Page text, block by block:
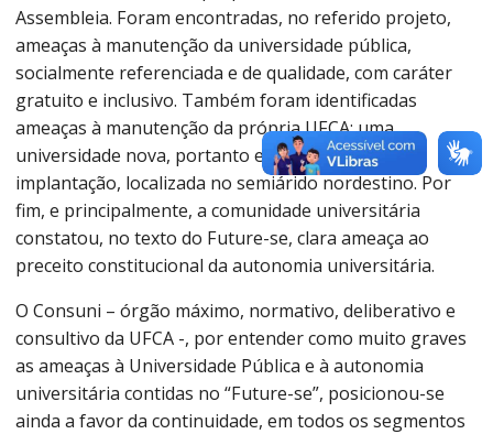
Assembleia. Foram encontradas, no referido projeto,
ameaças à manutenção da universidade pública,
socialmente referenciada e de qualidade, com caráter
gratuito e inclusivo. Também foram identificadas
ameaças à manutenção da própria UFCA: uma
universidade nova, portanto em processo de
implantação, localizada no semiárido nordestino. Por
fim, e principalmente, a comunidade universitária
constatou, no texto do Future-se, clara ameaça ao
preceito constitucional da autonomia universitária.
O Consuni – órgão máximo, normativo, deliberativo e
consultivo da UFCA -, por entender como muito graves
as ameaças à Universidade Pública e à autonomia
universitária contidas no “Future-se”, posicionou-se
ainda a favor da continuidade, em todos os segmentos